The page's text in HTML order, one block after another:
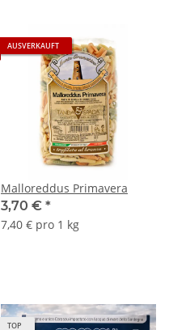
AUSVERKAUFT
Malloreddus Primavera
3,70 € *
7,40 € pro 1 kg
TOP